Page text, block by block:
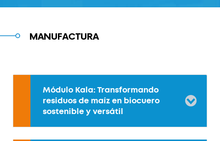
MANUFACTURA
Módulo Kala: Transformando
residuos de maíz en biocuero
sostenible y versátil